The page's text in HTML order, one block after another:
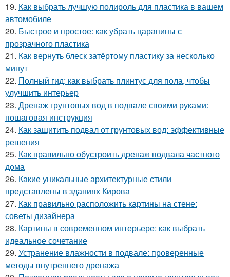
19. Как выбрать лучшую полироль для пластика в вашем
автомобиле
20. Быстрое и простое: как убрать царапины с
прозрачного пластика
21. Как вернуть блеск затёртому пластику за несколько
минут
22. Полный гид: как выбрать плинтус для пола, чтобы
улучшить интерьер
23. Дренаж грунтовых вод в подвале своими руками:
пошаговая инструкция
24. Как защитить подвал от грунтовых вод: эффективные
решения
25. Как правильно обустроить дренаж подвала частного
дома
26. Какие уникальные архитектурные стили
представлены в зданиях Кирова
27. Как правильно расположить картины на стене:
советы дизайнера
28. Картины в современном интерьере: как выбрать
идеальное сочетание
29. Устранение влажности в подвале: проверенные
методы внутреннего дренажа